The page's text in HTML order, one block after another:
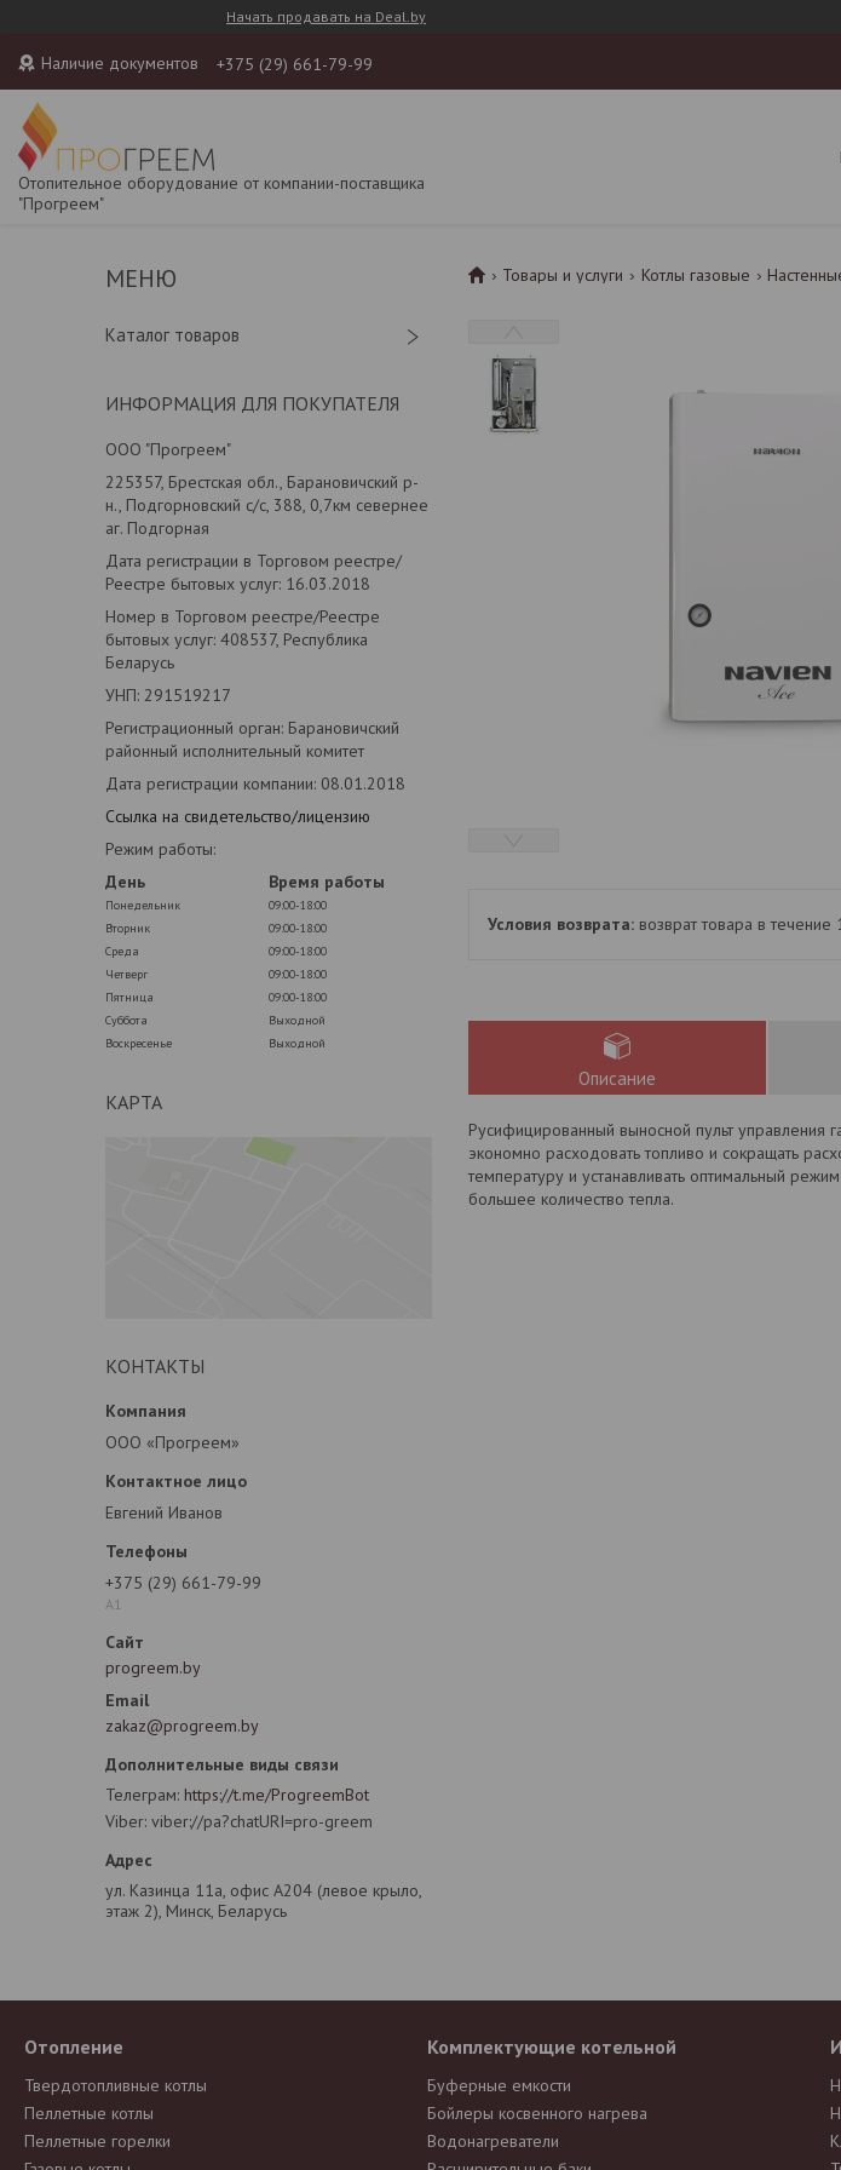
Начать продавать на Deal.by
Наличие документов +375 (29) 661-79-99
Отопительное оборудование от компании-поставщика
"Прогреем"
Каталог товаров
ИНФОРМАЦИЯ ДЛЯ ПОКУПАТЕЛЯ
ООО "Прогреем"
225357, Брестская обл., Барановичский р-
н., Подгорновский с/с, 388, 0,7км севернее
аг. Подгорная
Дата регистрации в Торговом реестре/
Реестре бытовых услуг: 16.03.2018
Номер в Торговом реестре/Реестре
бытовых услуг: 408537, Республика
Беларусь
УНП: 291519217
Регистрационный орган: Барановичский
районный исполнительный комитет
Дата регистрации компании: 08.01.2018
Ссылка на свидетельство/лицензию
Режим работы:
День
Время работы
Понедельник
09:00-18:00
Вторник
09:00-18:00
Среда
09:00-18:00
Четверг
09:00-18:00
Пятница
09:00-18:00
Суббота
Выходной
Воскресенье
Выходной
КАРТА
КОНТАКТЫ
ООО «Прогреем»
Евгений Иванов
+375 (29) 661-79-99
А1
progreem.by
zakaz@progreem.by
Телеграм https://t.me/ProgreemBot
Viber viber://pa?chatURI=pro-greem
ул. Казинца 11а, офис А204 (левое крыло,
этаж 2), Минск, Беларусь
Товары и услуги Котлы газовые
возврат товара в течение
Описание
Русифицированный выносной пульт управления
экономно расходовать топливо и сокращать
температуру и устанавливать оптимальный
большее количество тепла.
Отопление
Твердотопливные котлы
Пеллетные котлы
Пеллетные горелки
Комплектующие котельной
Буферные емкости
Бойлеры косвенного нагрева
Водонагреватели